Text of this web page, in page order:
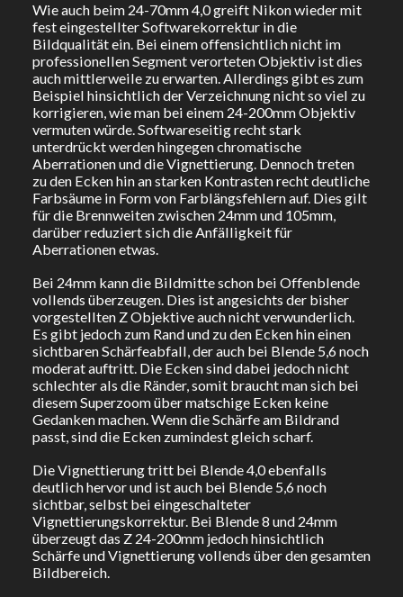
Wie auch beim 24-70mm 4,0 greift Nikon wieder mit
fest eingestellter Softwarekorrektur in die
Bildqualität ein. Bei einem offensichtlich nicht im
professionellen Segment verorteten Objektiv ist dies
auch mittlerweile zu erwarten. Allerdings gibt es zum
Beispiel hinsichtlich der Verzeichnung nicht so viel zu
korrigieren, wie man bei einem 24-200mm Objektiv
vermuten würde. Softwareseitig recht stark
unterdrückt werden hingegen chromatische
Aberrationen und die Vignettierung. Dennoch treten
zu den Ecken hin an starken Kontrasten recht deutliche
Farbsäume in Form von Farblängsfehlern auf. Dies gilt
für die Brennweiten zwischen 24mm und 105mm,
darüber reduziert sich die Anfälligkeit für
Aberrationen etwas.
Bei 24mm kann die Bildmitte schon bei Offenblende
vollends überzeugen. Dies ist angesichts der bisher
vorgestellten Z Objektive auch nicht verwunderlich.
Es gibt jedoch zum Rand und zu den Ecken hin einen
sichtbaren Schärfeabfall, der auch bei Blende 5,6 noch
moderat auftritt. Die Ecken sind dabei jedoch nicht
schlechter als die Ränder, somit braucht man sich bei
diesem Superzoom über matschige Ecken keine
Gedanken machen. Wenn die Schärfe am Bildrand
passt, sind die Ecken zumindest gleich scharf.
Die Vignettierung tritt bei Blende 4,0 ebenfalls
deutlich hervor und ist auch bei Blende 5,6 noch
sichtbar, selbst bei eingeschalteter
Vignettierungskorrektur. Bei Blende 8 und 24mm
überzeugt das Z 24-200mm jedoch hinsichtlich
Schärfe und Vignettierung vollends über den gesamten
Bildbereich.